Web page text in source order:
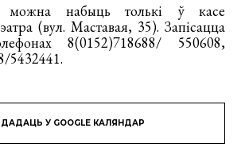
можна набыць толькі ў касе
(вул. Маставая, 35). Запісацца
8(0152)718688/ 550608,
5432441.
ДАДАЦЬ У GOOGLE КАЛЯНДАР